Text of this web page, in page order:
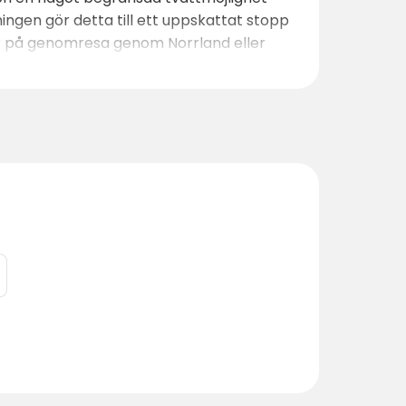
gör detta till ett uppskattat stopp
genomresa genom Norrland eller